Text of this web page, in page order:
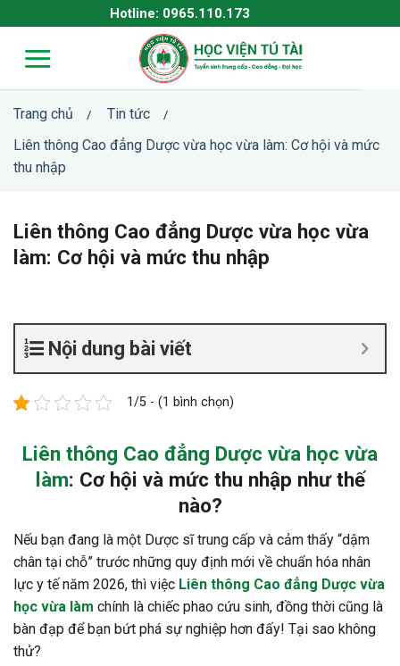
to
content
Hotline: 0965.110.173
Trang chủ / Tin tức /
Liên thông Cao đẳng Dược vừa học vừa làm: Cơ hội và mức
thu nhập
Liên thông Cao đẳng Dược vừa học vừa
làm: Cơ hội và mức thu nhập
Nội dung bài viết
1/5 - (1 bình chọn)
Liên thông Cao đẳng Dược vừa học vừa
làm: Cơ hội và mức thu nhập như thế
nào?
Nếu bạn đang là một Dược sĩ trung cấp và cảm thấy “dậm
chân tại chỗ” trước những quy định mới về chuẩn hóa nhân
lực y tế năm 2026, thì việc Liên thông Cao đẳng Dược vừa
học vừa làm chính là chiếc phao cứu sinh, đồng thời cũng là
bàn đạp để bạn bứt phá sự nghiệp hơn đấy! Tại sao không
thử?